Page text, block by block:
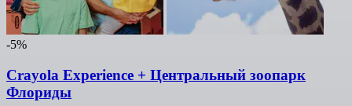
-5%
Crayola Experience + Центральный зоопарк
Флориды